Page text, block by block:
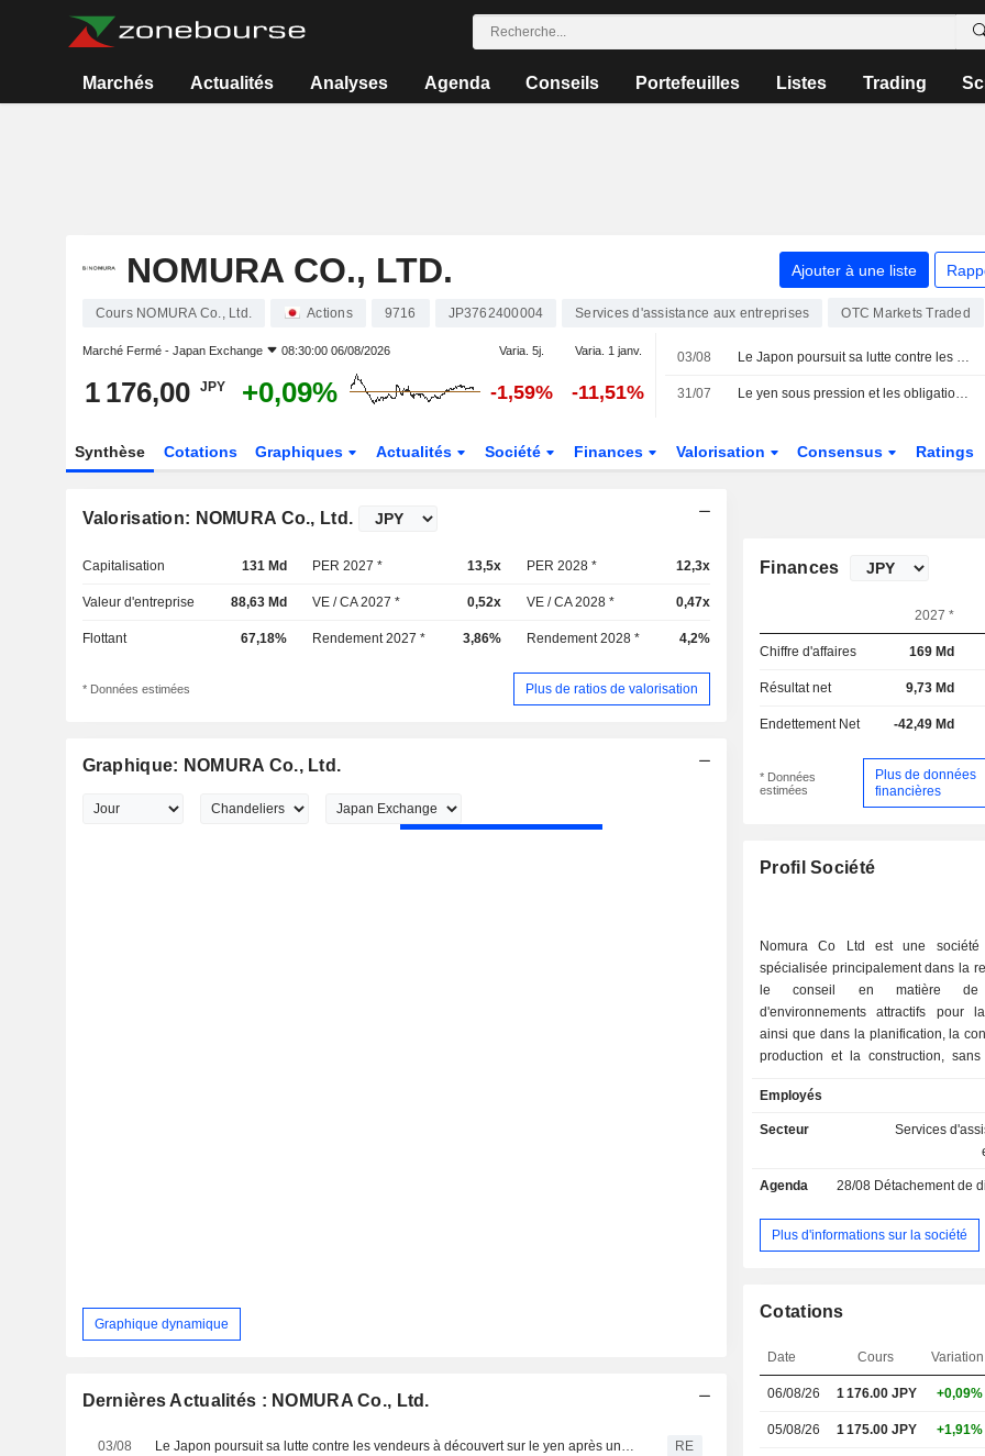
Marchés Actualités Analyses Agenda Conseils Portefeuilles Listes Trading
NOMURA CO., LTD. Ajouter à une liste
Cours NOMURA Co., Ltd. Actions 9716 JP3762400004 Services d'assistance aux entreprises OTC Markets Traded
Marché Fermé - Japan Exchange 08:30:00 06/08/2026 Varia. 5j. Varia. 1 janv.
1 176,00 JPY +0,09% -1,59% -11,51%
03/08 Le Japon poursuit sa lutte contre les vendeurs à découvert sur le yen après un sauvetage conjoint
31/07 Le yen sous pression et les obligations volatiles après le statu quo de la Banque du Japon
Synthèse Cotations Graphiques Actualités Société Finances Valorisation Consensus Ratings
Valorisation: NOMURA Co., Ltd.
Capitalisation 131 Md PER 2027 * 13,5x PER 2028 * 12,3x
Valeur d'entreprise 88,63 Md VE / CA 2027 * 0,52x VE / CA 2028 * 0,47x
Flottant 67,18% Rendement 2027 * 3,86% Rendement 2028 * 4,2%
* Données estimées Plus de ratios de valorisation
Graphique: NOMURA Co., Ltd.
Graphique dynamique
Dernières Actualités : NOMURA Co., Ltd.
03/08 Le Japon poursuit sa lutte contre les vendeurs à découvert sur le yen après un sauvetage conjoint RE
Finances
2027 *
Chiffre d'affaires 169 Md
Résultat net 9,73 Md
Endettement Net -42,49 Md
* Données
estimées
Plus de données
financières
Profil Société
Nomura Co Ltd est une société
spécialisée principalement dans la
le conseil en matière de
d'environnements attractifs pour
ainsi que dans la planification, la
production et la construction,
diverses installations et
segment « Display » propose
complets pour l’aménagement
à la conception, la production et la
d’installations et
magasins spécialisés, les grands
publiques et de promotion des
loisirs, ainsi que les
événements. Les services
conception spatiale, la conception
Employés
Secteur
Services
Agenda 28/08 Détachement de
Plus d'informations sur la société
Cotations
Date Cours Variation
06/08/26 1 176.00JPY +0,09%
05/08/26 1 175.00 JPY +1,91%